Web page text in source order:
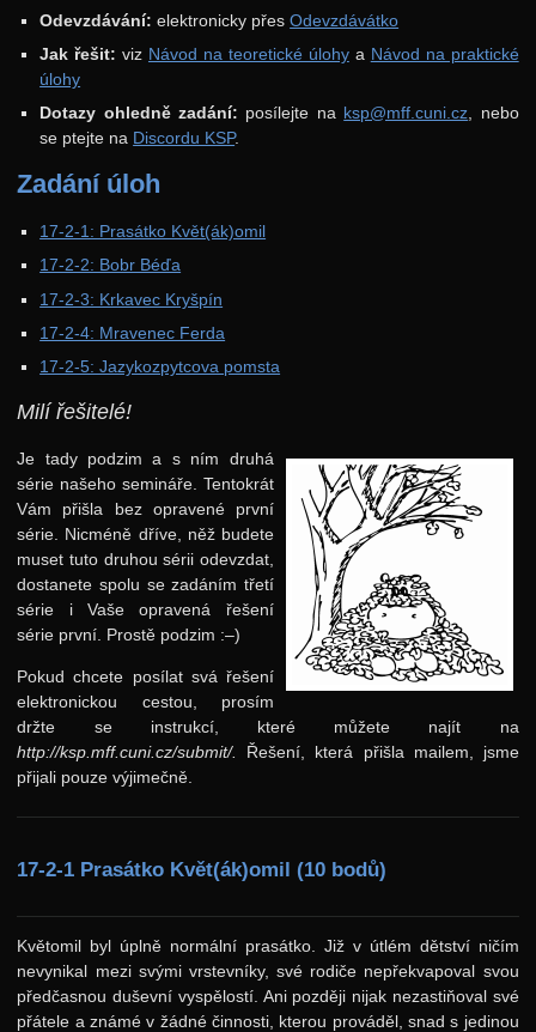
Odevzdávání: elektronicky přesOdevzdávátko
Jak řešit: viz Návod na teoretické úlohya Návod na praktické
úlohy
Dotazy ohledně zadání: posílejte na ksp@mff.cuni.cz , nebo
se ptejte na Discordu KSP.
Zadání úloh
17-2-1: Prasátko Květ(ák)omil
17-2-2: Bobr Béďa
17-2-3: Krkavec Kryšpín
17-2-4: Mravenec Ferda
17-2-5: Jazykozpytcova pomsta
Milí řešitelé!
Je tady podzim a s ním druhá
série našeho semináře. Tentokrát
Vám přišla bez opravené první
série. Nicméně dříve, něž budete
muset tuto druhou sérii odevzdat,
dostanete spolu se zadáním třetí
série i Vaše opravená řešení
série první. Prostě podzim :–)
Pokud chcete posílat svá řešení
elektronickou cestou, prosím
držte se instrukcí, které můžete najít na
http://ksp.mff.cuni.cz/submit/.
Řešení, která přišla mailem, jsme
přijali pouze výjimečně.
17-2-1 Prasátko Květ(ák)omil (10 bodů)
Květomil byl úplně normální prasátko. Již v útlém dětství ničím
nevynikal mezi svými vrstevníky, své rodiče nepřekvapoval svou
předčasnou duševní vyspělostí. Ani později nijak nezastiňoval své
přátele a známé v žádné činnosti, kterou prováděl, snad s jedinou
37. ročník: 24/25
36. ročník: 23/24
35. ročník: 22/23
33. ročník: 20/21
32. ročník: 19/20
31. ročník: 18/19
29. ročník: 16/17
28. ročník: 15/16
26. ročník: 13/14
25. ročník: 12/13
24. ročník: 11/12
23. ročník: 10/11
22. ročník: 09/10
21. ročník: 08/09
20. ročník: 07/08
19. ročník: 06/07
Výsledky